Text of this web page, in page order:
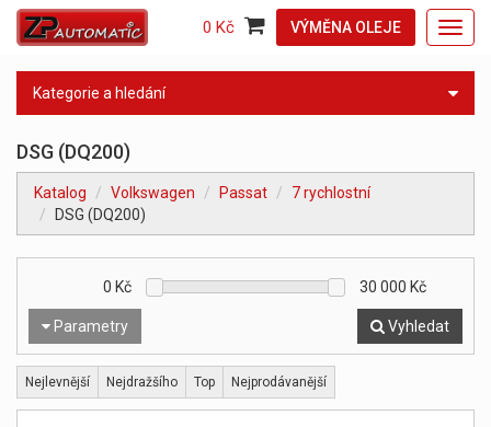
VÝMĚNA OLEJE
0 Kč
Kategorie a hledání
DSG (DQ200)
Katalog Volkswagen Passat
7 rychlostní
DSG (DQ200)
Parametry
0 Kč 30 000 Kč
Vyhledat
Nejlevnější Nejdražšího Top Nejprodávanější